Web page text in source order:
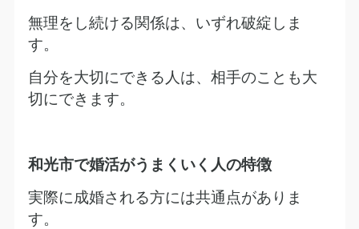
無理をし続ける関係は、いずれ破綻しま
す。
自分を大切にできる人は、相手のことも大
切にできます。
和光市で婚活がうまくいく人の特徴
実際に成婚される方には共通点がありま
す。